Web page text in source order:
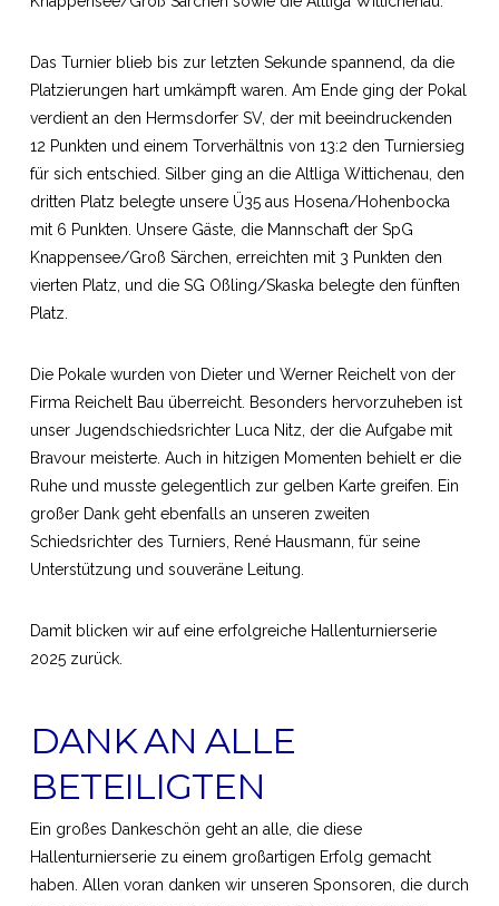
Das Turnier blieb bis zur letzten Sekunde spannend, da die
Platzierungen hart umkämpft waren. Am Ende ging der Pokal
verdient an den Hermsdorfer SV, der mit beeindruckenden
12 Punkten und einem Torverhältnis von 13:2 den Turniersieg
für sich entschied. Silber ging an die Altliga Wittichenau, den
dritten Platz belegte unsere Ü35 aus Hosena/Hohenbocka
mit 6 Punkten. Unsere Gäste, die Mannschaft der SpG
Knappensee/Groß Särchen, erreichten mit 3 Punkten den
vierten Platz, und die SG Oßling/Skaska belegte den fünften
Platz.
Die Pokale wurden von Dieter und Werner Reichelt von der
Firma Reichelt Bau überreicht. Besonders hervorzuheben ist
unser Jugendschiedsrichter Luca Nitz, der die Aufgabe mit
Bravour meisterte. Auch in hitzigen Momenten behielt er die
Ruhe und musste gelegentlich zur gelben Karte greifen. Ein
großer Dank geht ebenfalls an unseren zweiten
Schiedsrichter des Turniers, René Hausmann, für seine
Unterstützung und souveräne Leitung.
Damit blicken wir auf eine erfolgreiche Hallenturnierserie
2025 zurück.
DANK AN ALLE
BETEILIGTEN
Ein großes Dankeschön geht an alle, die diese
Hallenturnierserie zu einem großartigen Erfolg gemacht
haben. Allen voran danken wir unseren Sponsoren, die durch